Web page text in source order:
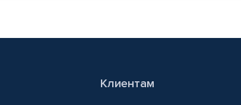
Клиентам